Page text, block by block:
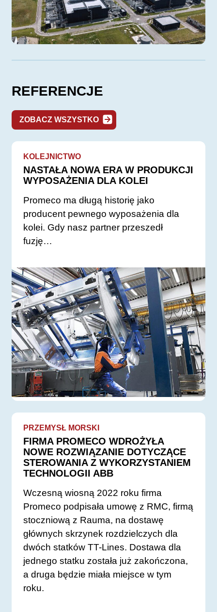
REFERENCJE
ZOBACZ WSZYSTKO
KOLEJNICTWO
NASTAŁA NOWA ERA W PRODUKCJI
WYPOSAŻENIA DLA KOLEI
Promeco ma długą historię jako
producent pewnego wyposażenia dla
kolei. Gdy nasz partner przeszedł
fuzję…
PRZEMYSŁ MORSKI
FIRMA PROMECO WDROŻYŁA
NOWE ROZWIĄZANIE DOTYCZĄCE
STEROWANIA Z WYKORZYSTANIEM
TECHNOLOGII ABB
Wczesną wiosną 2022 roku firma
Promeco podpisała umowę z RMC, firmą
stoczniową z Rauma, na dostawę
głównych skrzynek rozdzielczych dla
dwóch statków TT-Lines. Dostawa dla
jednego statku została już zakończona,
a druga będzie miała miejsce w tym
roku.